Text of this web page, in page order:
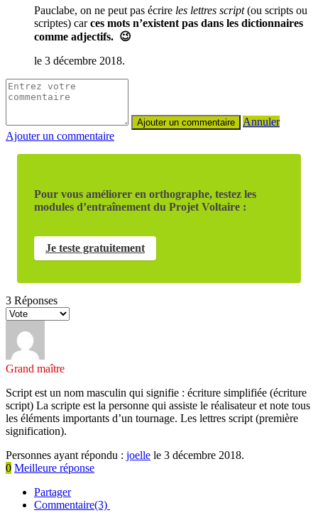
Pauclabe, on ne peut pas écrire les lettres script(ou scripts ou
scriptes) carces mots n’existent pas dans les dictionnaires
comme adjectifs. 😉
le 3 décembre 2018.
Annuler
Ajouter un commentaire
Pour vous améliorer en orthographe, testez les
modules d’entraînement du Projet Voltaire :
Je teste gratuitement
3 Réponses
Grand maître
Script est un nom masculin qui signifie : écriture simplifiée (écriture
script) La scripte est la personne qui assiste le réalisateur et note tous
les éléments importants d’un tournage. Les lettres script (première
signification).
Personnes ayant répondu : joelle le 3 décembre 2018.
0 Meilleure réponse
Partager
Commentaire(3)